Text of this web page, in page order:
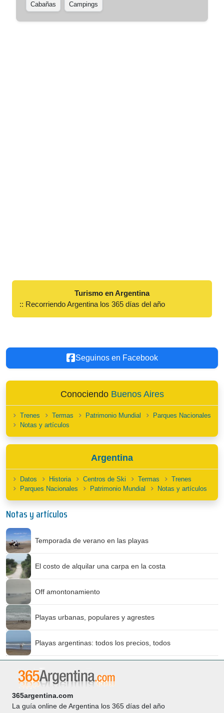
Cabañas Campings
Turismo en Argentina
:: Recorriendo Argentina los 365 días del año
Seguinos en Facebook
Conociendo Buenos Aires
Trenes Termas Patrimonio Mundial
Parques Nacionales
Notas y artículos
Argentina
Datos Historia Centros de Ski Termas
Trenes
Parques Nacionales
Patrimonio Mundial Notas y artículos
Notas y artículos
Temporada de verano en las playas
El costo de alquilar una carpa en la costa
Off amontonamiento
Playas urbanas, populares y agrestes
Playas argentinas: todos los precios, todos
365argentina.com
La guía online de Argentina los 365 días del año